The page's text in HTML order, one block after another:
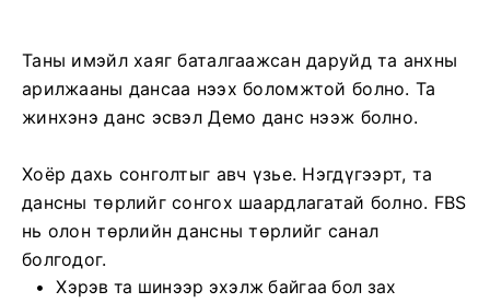
Таны имэйл хаяг баталгаажсан даруйд та анхны
арилжааны дансаа нээх боломжтой болно. Та
жинхэнэ данс эсвэл Демо данс нээж болно.
Хоёр дахь сонголтыг авч үзье. Нэгдүгээрт, та
дансны төрлийг сонгох шаардлагатай болно. FBS
нь олон төрлийн дансны төрлийг санал
болгодог.
Хэрэв та шинээр эхэлж байгаа бол зах